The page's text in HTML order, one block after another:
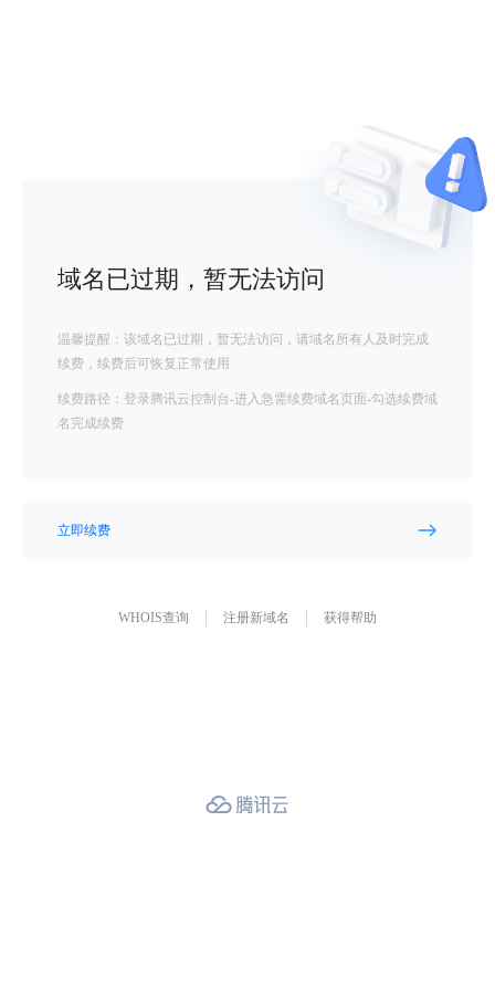
域名已过期，暂无法访问
温馨提醒：该域名已过期，暂无法访问，请域名所有人及时完成
续费，续费后可恢复正常使用
续费路径：登录腾讯云控制台-进入急需续费域名页面-勾选续费域
名完成续费
立即续费
WHOIS查询 注册新域名 获得帮助